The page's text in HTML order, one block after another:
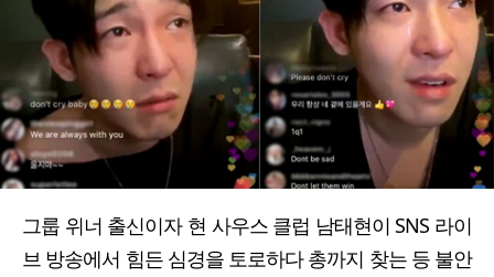
그룹 위너 출신이자 현 사우스 클럽 남태현이 SNS 라이
브 방송에서 힘든 심경을 토로하다 총까지 찾는 등 불안